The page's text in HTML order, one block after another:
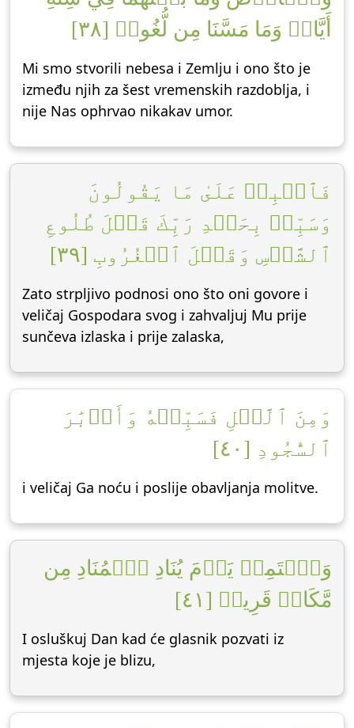
أَيَّامٖ وَمَا مَسَّنَا مِن لُّغُوبٖ [٣٨]
Mi smo stvorili nebesa i Zemlju i ono što je
između njih za šest vremenskih razdoblja, i
nije Nas ophrvao nikakav umor.
فَٱصۡبِرۡ عَلَىٰ مَا يَقُولُونَ
وَسَبِّحۡ بِحَمۡدِ رَبِّكَ قَبۡلَ طُلُوعِ
ٱلشَّمۡسِ وَقَبۡلَ ٱلۡغُرُوبِ [٣٩]
Zato strpljivo podnosi ono što oni govore i
veličaj Gospodara svog i zahvaljuj Mu prije
sunčeva izlaska i prije zalaska,
وَمِنَ ٱلَّيۡلِ فَسَبِّحۡهُ وَأَدۡبَٰرَ
ٱلسُّجُودِ [٤٠]
i veličaj Ga noću i poslije obavljanja molitve.
وَٱسۡتَمِعۡ يَوۡمَ يُنَادِ ٱلۡمُنَادِ مِن
مَّكَانٖ قَرِيبٖ [٤١]
I osluškuj Dan kad će glasnik pozvati iz
mjesta koje je blizu,